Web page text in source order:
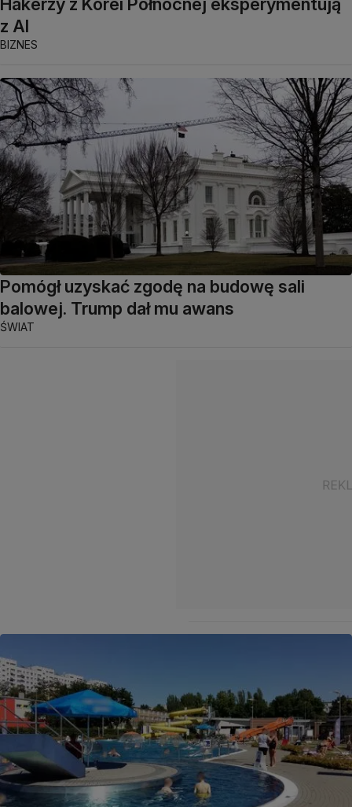
Hakerzy z Korei Północnej eksperymentują
z AI
BIZNES
Pomógł uzyskać zgodę na budowę sali
balowej. Trump dał mu awans
ŚWIAT